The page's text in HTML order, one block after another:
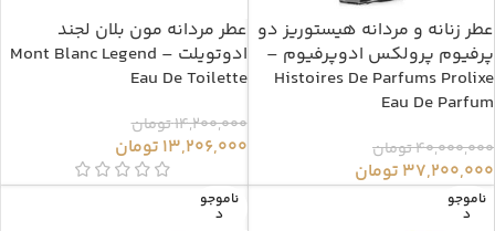
عطر زنانه و مردانه هیستوریز دو
پرفیوم پرولکس ادوپرفیوم –
Histoires De Parfums Prolixe
Eau De Parfum
40,000,000تومان
37,200,000 تومان
عطر مردانه مون بلان لجند
ادوتویلت – Mont Blanc Legend
Eau De Toilette
14,200,000تومان
13,206,000 تومان
ناموجو
د
ناموجو
د